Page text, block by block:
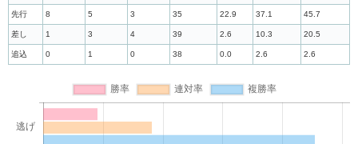
先行 8 5 3 35 22.9 37.1 45.7
差し 1 3 4 39 2.6 10.3 20.5
追込 0 1 0 38 0.0 2.6 2.6